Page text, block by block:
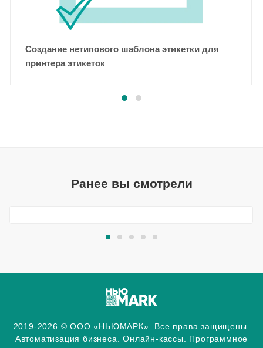
Создание нетипового шаблона этикетки для
принтера этикеток
Ранее вы смотрели
2019-2026 © ООО «НЬЮМАРК». Все права защищены.
Автоматизация бизнеса. Онлайн-кассы. Программное